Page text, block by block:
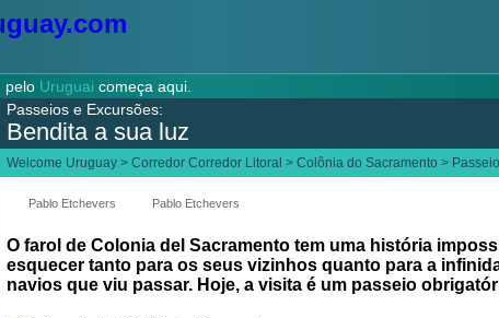
pelo Uruguai começa aqui.
Welcome Uruguay > Corredor Corredor Litoral > Colônia do Sacramento >
Passeios e Excursões:
Bendita a sua luz
Pablo Etchevers Pablo Etchevers
O farol de Colonia del Sacramento tem uma história
esquecer tanto para os seus vizinhos quanto para a
navios que viu passar. Hoje, a visita é um passeio